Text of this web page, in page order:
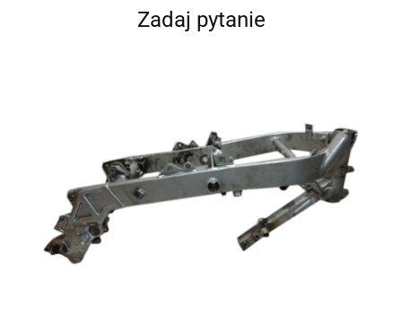
Zadaj pytanie